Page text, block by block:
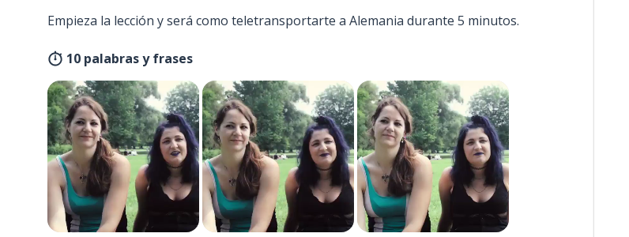
Empieza la lección y será como teletransportarte a Alemania durante 5 minutos.
10 palabras y frases